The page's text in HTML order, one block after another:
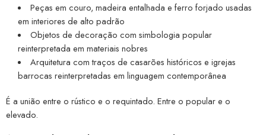
Peças em couro, madeira entalhada e ferro forjado usadas
em interiores de alto padrão
Objetos de decoração com simbologia popular
reinterpretada em materiais nobres
Arquitetura com traços de casarões históricos e igrejas
barrocas reinterpretadas em linguagem contemporânea
É a união entre o rústico e o requintado. Entre o popular e o
elevado.